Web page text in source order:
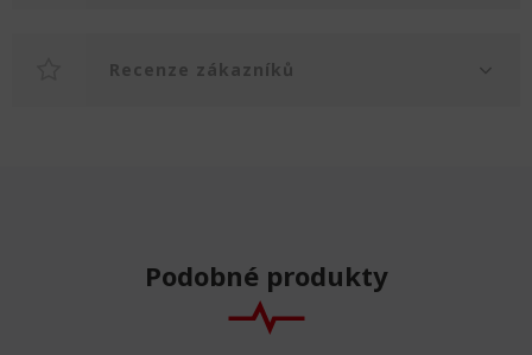
Recenze zákazníků
Podobné produkty